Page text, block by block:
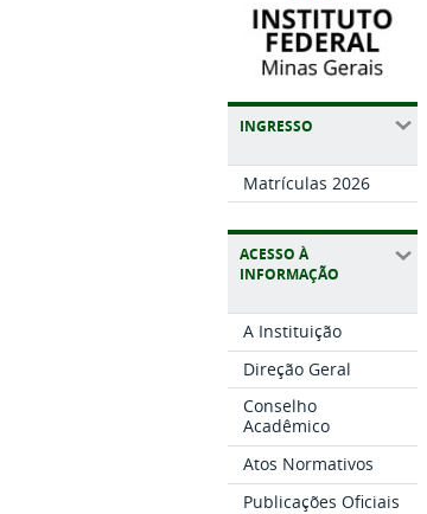
INGRESSO
Matrículas 2026
ACESSO À
INFORMAÇÃO
A Instituição
Direção Geral
Conselho
Acadêmico
Atos Normativos
Publicações Oficiais